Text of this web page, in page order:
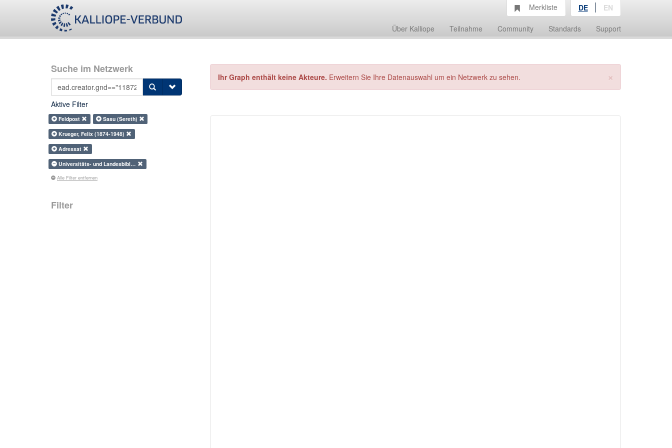
Über Kalliope Teilnahme Community Standards Support
Merkliste DE EN
Suche im Netzwerk
Aktive Filter
Feldpost
Sasu (Sereth)
Krueger, Felix (1874-1948)
Adressat
Universitäts- und Landesbibl…
Alle Filter entfernen
Filter
×
Ihr Graph enthält keine Akteure. Erweitern Sie Ihre Datenauswahl um ein Netzwerk zu sehen.